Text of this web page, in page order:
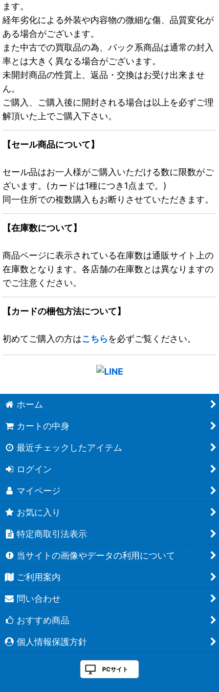
ます。
経年劣化による外装や内容物の微細な傷、品質変化が
ある場合がございます。
また中古での買取品の為、パック系商品は通常の封入
率とは大きく異なる場合がございます。
未開封商品の性質上、返品・交換はお受け出来ませ
ん。
ご購入、ご購入後に開封される場合は以上を必ずご理
解頂いた上でご購入下さい。
【セール商品について】
セール品はお一人様がご購入いただける数に限数がご
ざいます。(カードは1種につき1点まで。)
同一住所での複数購入もお断りさせていただきます。
【在庫数について】
商品ページに表示されている在庫数は通販サイト上の
在庫数となります。各店舗の在庫数とは異なりますの
でご注意ください。
【カードの梱包方法について】
初めてご購入の方はこちらを必ずご覧ください。
ホーム
カートの中身
最近チェックしたアイテム
ログイン
マイページ
お気に入り
特定商取引法表示
当サイトの画像やデータの利用について
ご利用案内
問い合わせ
おすすめ商品
個人情報保護方針
PCサイト